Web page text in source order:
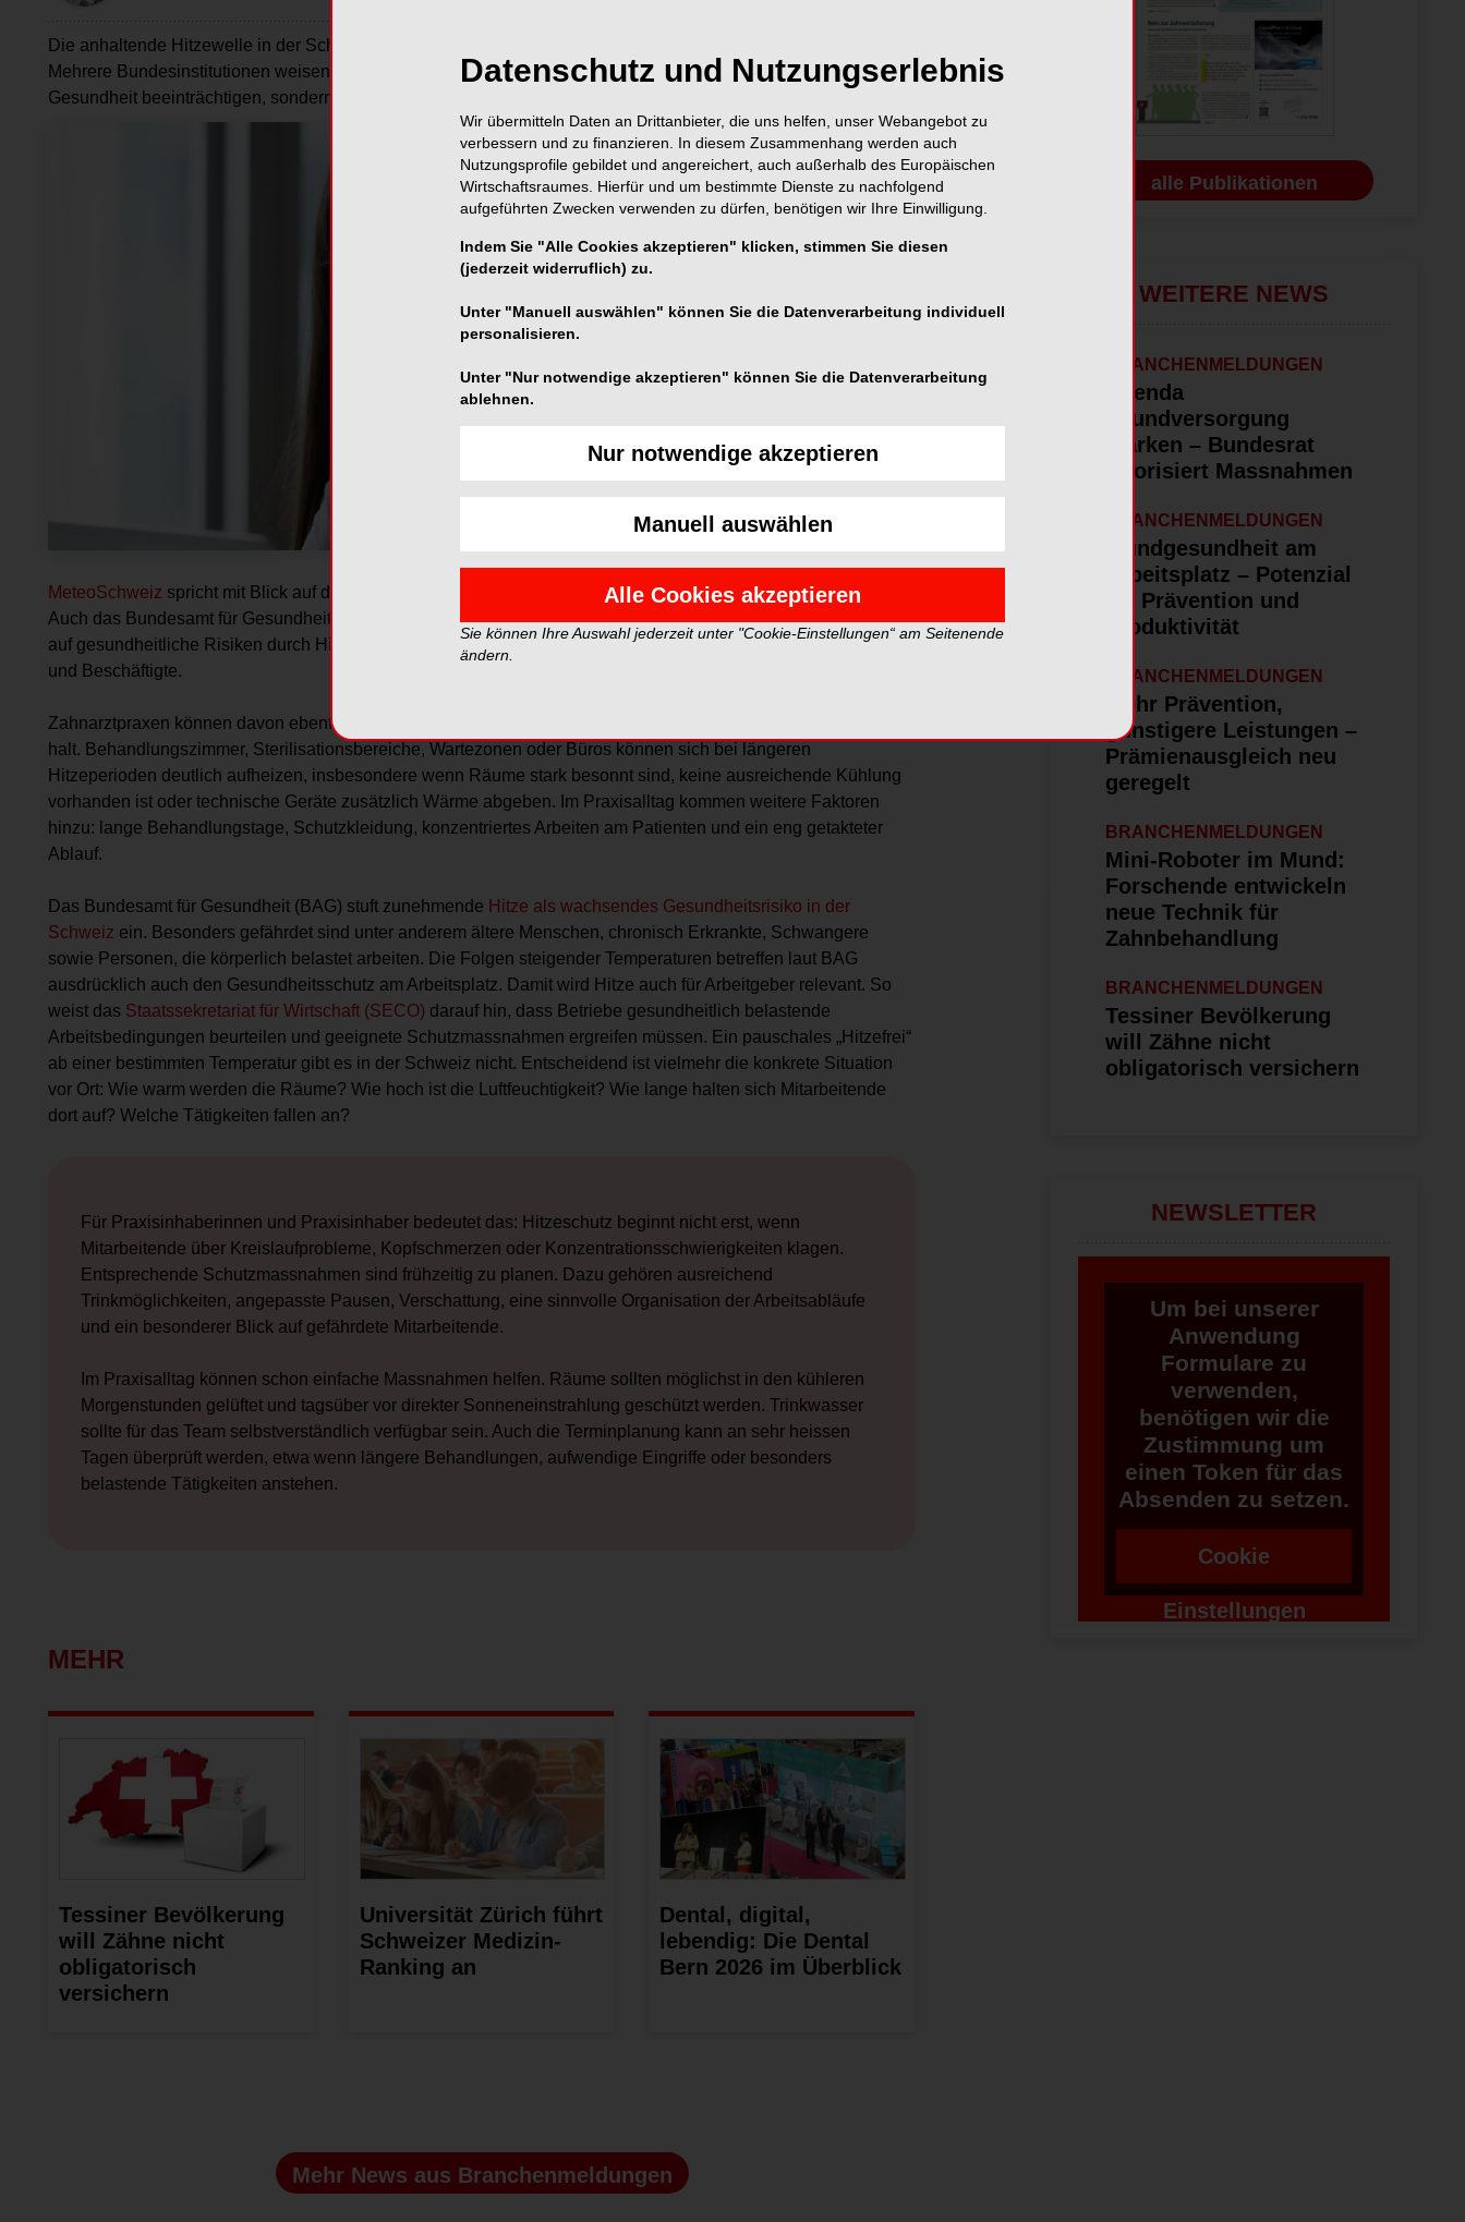
Die anhaltende Hitzewelle in der Schweiz beschäftigt zunehmend auch den Arbeits- und Gesundheitsschutz.
Mehrere Bundesinstitutionen weisen derzeit darauf hin, dass hohe Temperaturen nicht nur die allgemeine
Gesundheit beeinträchtigen, sondern auch am Arbeitsplatz zu einer erheblichen Belastung werden können.
MeteoSchweiz spricht mit Blick auf die jüngste Hitzeperiode von einer „Hitzewelle von historischem Ausmass“.
Auch das Bundesamt für Gesundheit (BAG), das Staatssekretariat für Wirtschaft (SECO) und die Suva weisen
auf gesundheitliche Risiken durch Hitze hin und empfehlen Schutzmassnahmen für Bevölkerung, Arbeitgebende
und Beschäftigte.
Zahnarztpraxen können davon ebenfalls betroffen sein, denn hohe Temperaturen machen nicht an der Praxistür
halt. Behandlungszimmer, Sterilisationsbereiche, Wartezonen oder Büros können sich bei längeren
Hitzeperioden deutlich aufheizen, insbesondere wenn Räume stark besonnt sind, keine ausreichende Kühlung
vorhanden ist oder technische Geräte zusätzlich Wärme abgeben. Im Praxisalltag kommen weitere Faktoren
hinzu: lange Behandlungstage, Schutzkleidung, konzentriertes Arbeiten am Patienten und ein eng getakteter
Ablauf.
Das Bundesamt für Gesundheit (BAG) stuft zunehmende Hitze als wachsendes Gesundheitsrisiko in der
Schweiz ein. Besonders gefährdet sind unter anderem ältere Menschen, chronisch Erkrankte, Schwangere
sowie Personen, die körperlich belastet arbeiten. Die Folgen steigender Temperaturen betreffen laut BAG
ausdrücklich auch den Gesundheitsschutz am Arbeitsplatz. Damit wird Hitze auch für Arbeitgeber relevant. So
weist das Staatssekretariat für Wirtschaft (SECO) darauf hin, dass Betriebe gesundheitlich belastende
Arbeitsbedingungen beurteilen und geeignete Schutzmassnahmen ergreifen müssen. Ein pauschales „Hitzefrei“
ab einer bestimmten Temperatur gibt es in der Schweiz nicht. Entscheidend ist vielmehr die konkrete Situation
vor Ort: Wie warm werden die Räume? Wie hoch ist die Luftfeuchtigkeit? Wie lange halten sich Mitarbeitende
dort auf? Welche Tätigkeiten fallen an?
Für Praxisinhaberinnen und Praxisinhaber bedeutet das: Hitzeschutz beginnt nicht erst, wenn
Mitarbeitende über Kreislaufprobleme, Kopfschmerzen oder Konzentrationsschwierigkeiten klagen.
Entsprechende Schutzmassnahmen sind frühzeitig zu planen. Dazu gehören ausreichend
Trinkmöglichkeiten, angepasste Pausen, Verschattung, eine sinnvolle Organisation der Arbeitsabläufe
und ein besonderer Blick auf gefährdete Mitarbeitende.
Im Praxisalltag können schon einfache Massnahmen helfen. Räume sollten möglichst in den kühleren
Morgenstunden gelüftet und tagsüber vor direkter Sonneneinstrahlung geschützt werden. Trinkwasser
sollte für das Team selbstverständlich verfügbar sein. Auch die Terminplanung kann an sehr heissen
Tagen überprüft werden, etwa wenn längere Behandlungen, aufwendige Eingriffe oder besonders
belastende Tätigkeiten anstehen.
MEHR
Tessiner Bevölkerung
will Zähne nicht
obligatorisch
versichern
Universität Zürich führt
Schweizer Medizin-
Ranking an
Dental, digital,
lebendig: Die Dental
Bern 2026 im Überblick
Mehr News aus Branchenmeldungen
alle Publikationen
WEITERE NEWS
BRANCHENMELDUNGEN
Agenda
Grundversorgung
stärken – Bundesrat
priorisiert Massnahmen
BRANCHENMELDUNGEN
Mundgesundheit am
Arbeitsplatz – Potenzial
für Prävention und
Produktivität
BRANCHENMELDUNGEN
Mehr Prävention,
günstigere Leistungen –
Prämienausgleich neu
geregelt
BRANCHENMELDUNGEN
Mini-Roboter im Mund:
Forschende entwickeln
neue Technik für
Zahnbehandlung
BRANCHENMELDUNGEN
Tessiner Bevölkerung
will Zähne nicht
obligatorisch versichern
NEWSLETTER
Um bei unserer
Anwendung
Formulare zu
verwenden,
benötigen wir die
Zustimmung um
einen Token für das
Absenden zu setzen.
Cookie
Einstellungen
Datenschutz und Nutzungserlebnis
Wir übermitteln Daten an Drittanbieter, die uns helfen, unser Webangebot zu
verbessern und zu finanzieren. In diesem Zusammenhang werden auch
Nutzungsprofile gebildet und angereichert, auch außerhalb des Europäischen
Wirtschaftsraumes. Hierfür und um bestimmte Dienste zu nachfolgend
aufgeführten Zwecken verwenden zu dürfen, benötigen wir Ihre Einwilligung.
Indem Sie "Alle Cookies akzeptieren" klicken, stimmen Sie diesen
(jederzeit widerruflich) zu.
Unter "Manuell auswählen" können Sie die Datenverarbeitung individuell
personalisieren.
Unter "Nur notwendige akzeptieren" können Sie die Datenverarbeitung
ablehnen.
Nur notwendige akzeptieren
Manuell auswählen
Alle Cookies akzeptieren
Sie können Ihre Auswahl jederzeit unter "Cookie-Einstellungen“ am Seitenende
ändern.